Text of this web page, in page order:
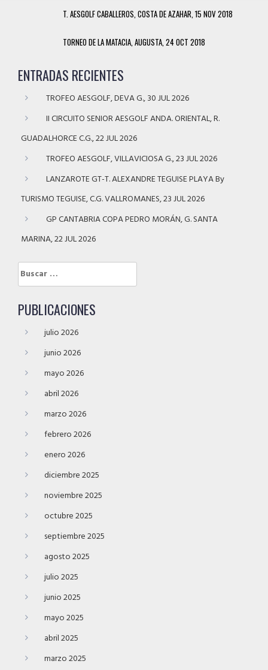
T. AESGOLF CABALLEROS, COSTA DE AZAHAR, 15 NOV 2018
TORNEO DE LA MATACIA, AUGUSTA, 24 OCT 2018
ENTRADAS RECIENTES
TROFEO AESGOLF, DEVA G., 30 JUL 2026
II CIRCUITO SENIOR AESGOLF ANDA. ORIENTAL, R.
GUADALHORCE C.G., 22 JUL 2026
TROFEO AESGOLF, VILLAVICIOSA G., 23 JUL 2026
LANZAROTE GT-T. ALEXANDRE TEGUISE PLAYA By
TURISMO TEGUISE, C.G. VALLROMANES, 23 JUL 2026
GP CANTABRIA COPA PEDRO MORÁN, G. SANTA
MARINA, 22 JUL 2026
Buscar:
PUBLICACIONES
julio 2026
junio 2026
mayo 2026
abril 2026
marzo 2026
febrero 2026
enero 2026
diciembre 2025
noviembre 2025
octubre 2025
septiembre 2025
agosto 2025
julio 2025
junio 2025
mayo 2025
abril 2025
marzo 2025